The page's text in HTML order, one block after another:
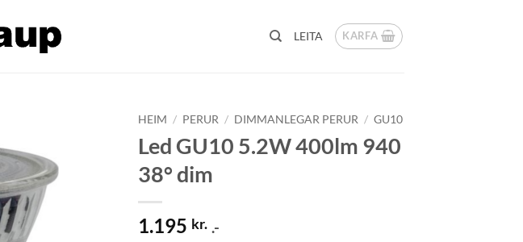
LEITA KARFA
óskalista
HEIM / PERUR / DIMMANLEGAR PERUR / GU10
Led GU10 5.2W 400lm 940
38° dim
1.195 kr. .-